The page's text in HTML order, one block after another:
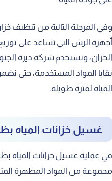
وفي المرحلة التالية من تنظيف
أجهزة الرش التي تساعد على
الخزان، وتستخدم شركة ديرة
بقايا المواد المستخدمة، حتى
المياه لفترة طويلة.
غسيل خزانات المياه
في عملية غسيل خزانات المياه
مجموعة من المواد المطهرة